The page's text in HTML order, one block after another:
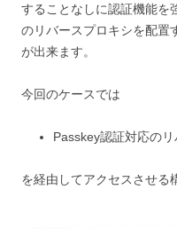
することなしに認証機能を
のリバースプロキシを配置
が出来ます。
今回のケースでは
Passkey認証対応の
を経由してアクセスさせる